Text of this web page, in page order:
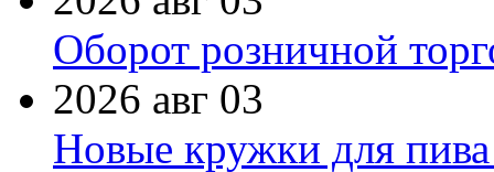
Оборот розничной
2026 авг 03
Новые кружки для